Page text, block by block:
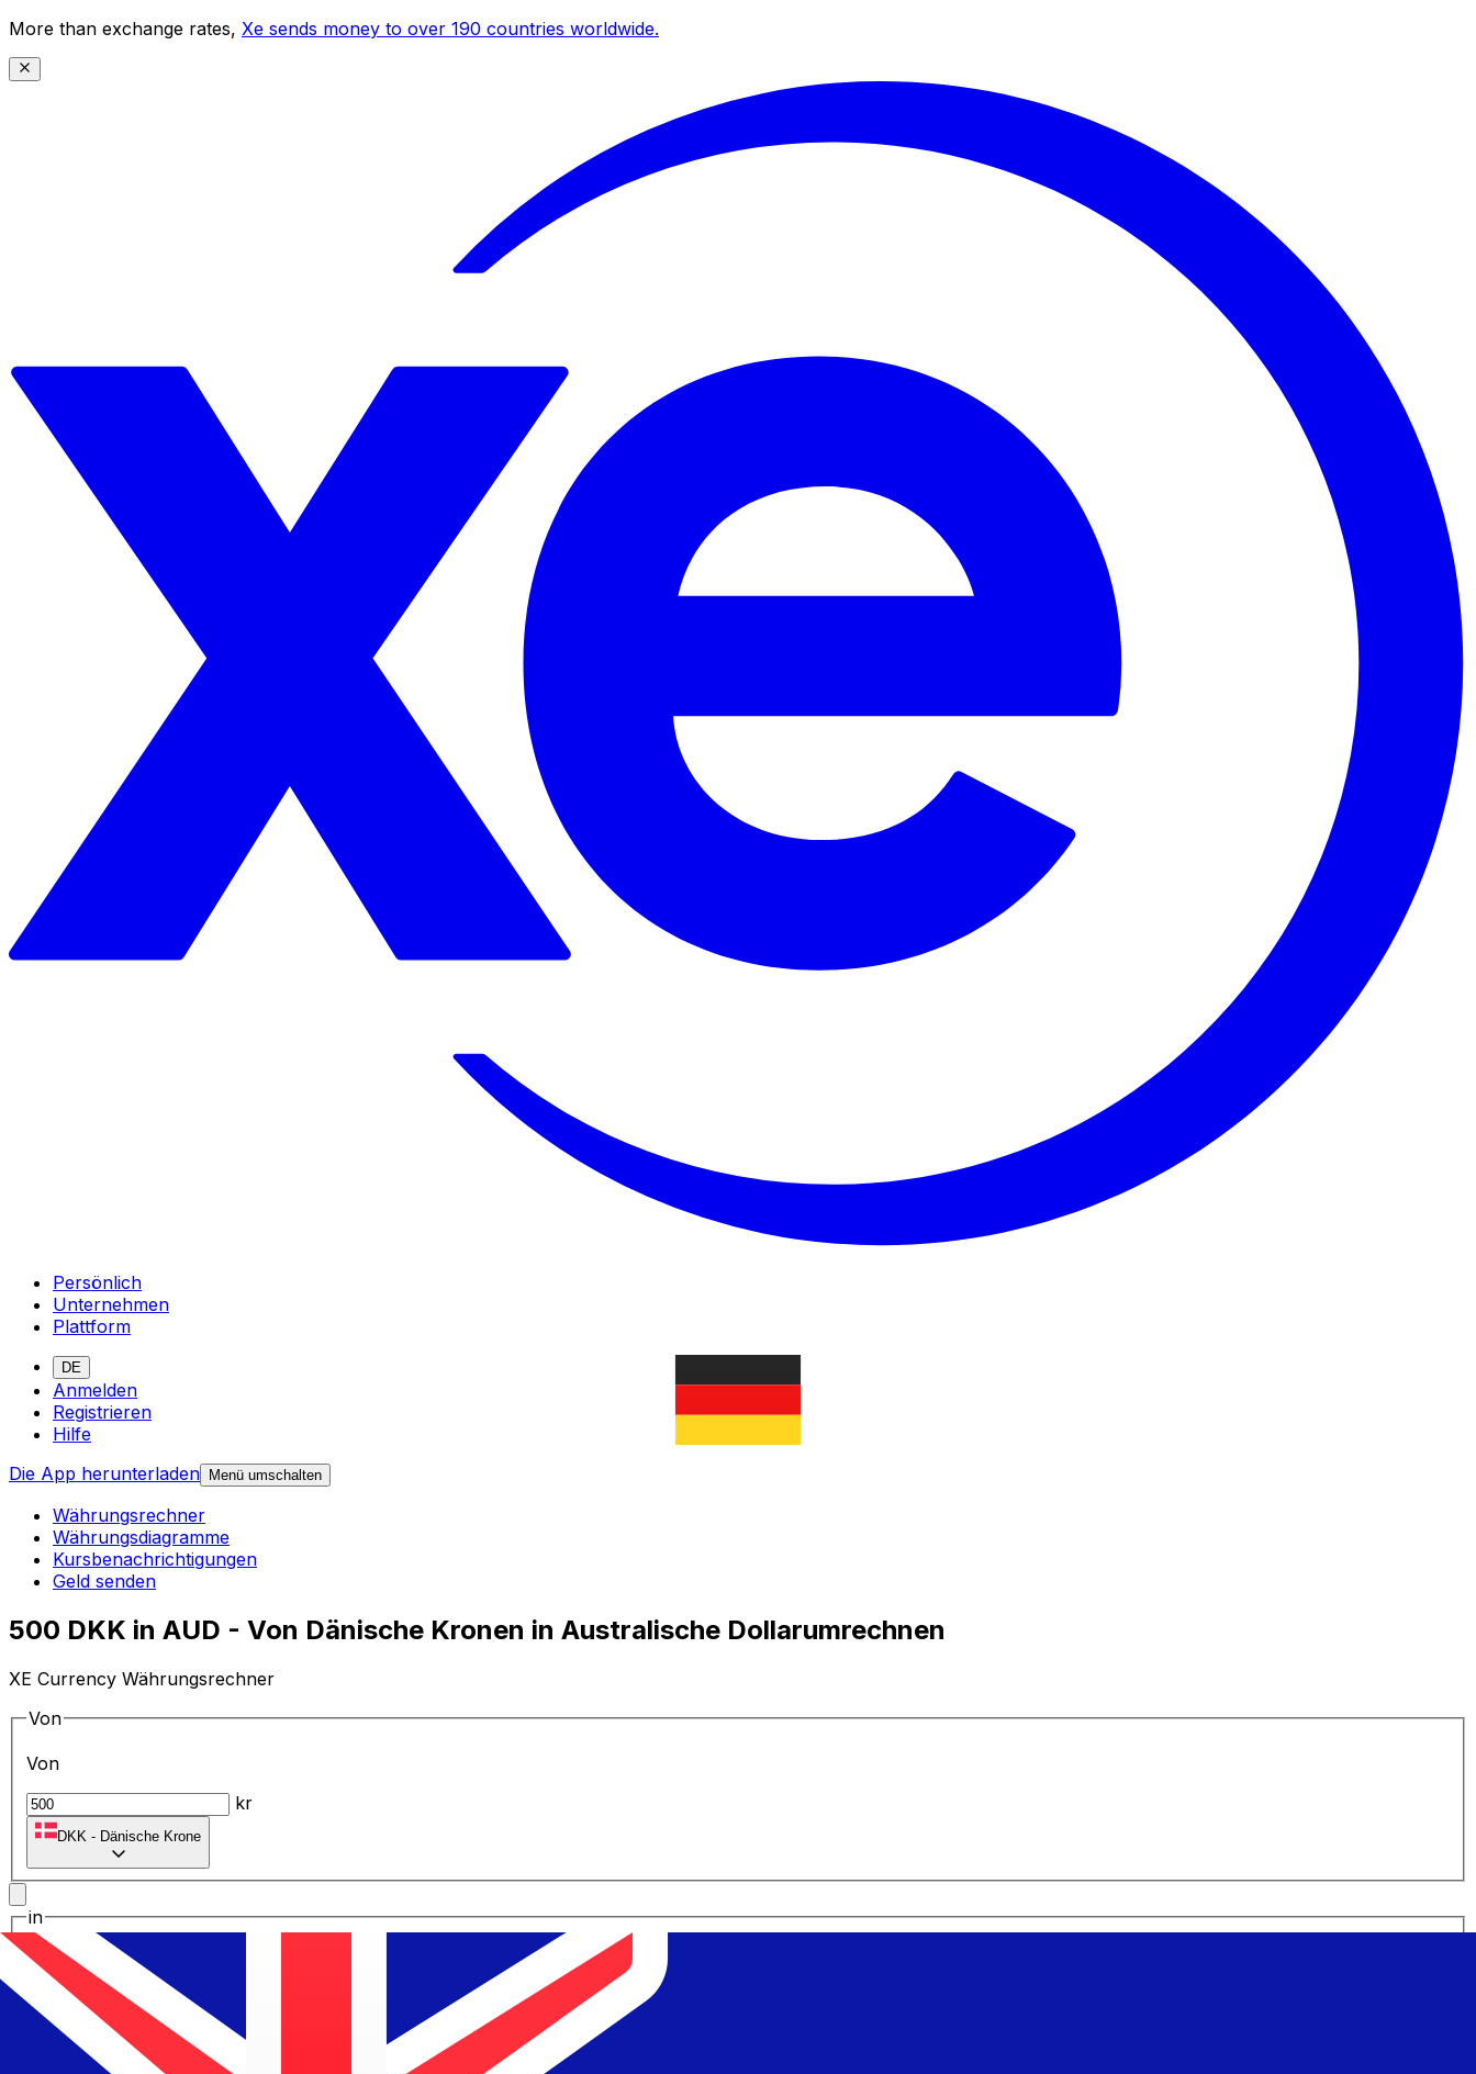
More than exchange rates, Xe sends money to over 190 countries worldwide.
Persönlich
Unternehmen
Plattform
DE
Anmelden
Registrieren
Hilfe
Die App herunterladen
Menü umschalten
Währungsrechner
Währungsdiagramme
Kursbenachrichtigungen
Geld senden
500 DKK in AUD - Von Dänische Kronen in Australische Dollarumrechnen
XE Currency Währungsrechner
Von
Von
kr
DKK - Dänische Krone
in
in
AUD Australischer Dollar